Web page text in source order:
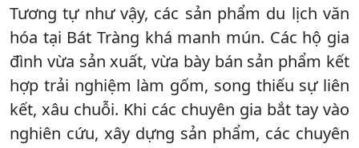
Tương tự như vậy, các sản phẩm du lịch văn
hóa tại Bát Tràng khá manh mún. Các hộ gia
đình vừa sản xuất, vừa bày bán sản phẩm kết
hợp trải nghiệm làm gốm, song thiếu sự liên
kết, xâu chuỗi. Khi các chuyên gia bắt tay vào
nghiên cứu, xây dựng sản phẩm, các chuyên